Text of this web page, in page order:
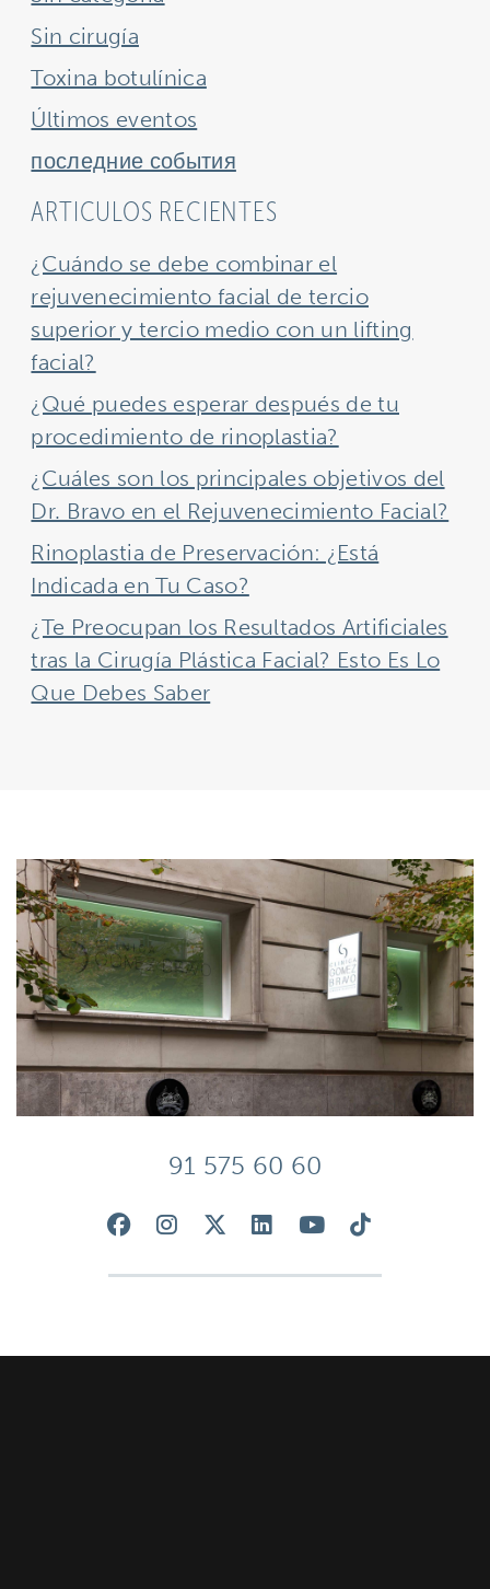
Sin cirugía
Toxina botulínica
Últimos eventos
последние события
ARTICULOS RECIENTES
¿Cuándo se debe combinar el
rejuvenecimiento facial de tercio
superior y tercio medio con un lifting
facial?
¿Qué puedes esperar después de tu
procedimiento de rinoplastia?
¿Cuáles son los principales objetivos del
Dr. Bravo en el Rejuvenecimiento Facial?
Rinoplastia de Preservación: ¿Está
Indicada en Tu Caso?
¿Te Preocupan los Resultados Artificiales
tras la Cirugía Plástica Facial? Esto Es Lo
Que Debes Saber
91 575 60 60